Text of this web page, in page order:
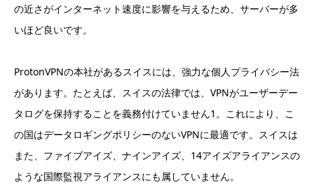
の近さがインターネット速度に影響を与えるため、サーバーが多
いほど良いです。
ProtonVPNの本社があるスイスには、強力な個人プライバシー法
があります。たとえば、スイスの法律では、VPNがユーザーデー
タログを保持することを義務付けていません1。 これにより、こ
の国はデータロギングポリシーのないVPNに最適です。スイスは
また、ファイブアイズ、ナインアイズ、14アイズアライアンスの
ような国際監視アライアンスにも属していません。